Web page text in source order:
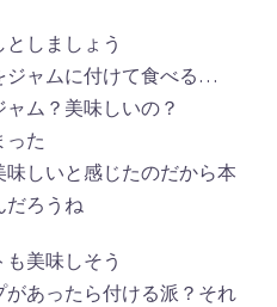
しましょう
ジャムに付けて食べる…
ャム？美味しいの？
った
味しいと感じたのだから本
だろうね
美味しそう
があったら付ける派？それ